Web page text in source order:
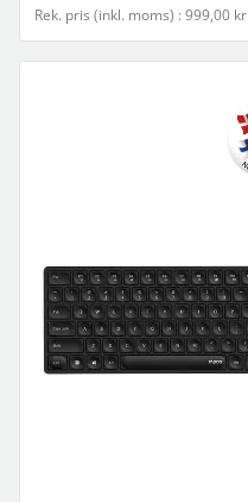
Rek. pris (inkl. moms) : 999,00 kr